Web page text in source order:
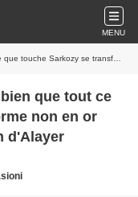
MENU
non en or mais en merde ! - Par Christian d'Alayer
que tout ce
non en or
d'Alayer